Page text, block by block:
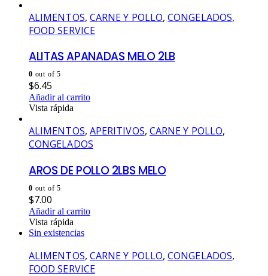
ALIMENTOS, CARNE Y POLLO,CONGELADOS,
FOOD SERVICE
ALITAS APANADAS MELO 2LB
0 out of 5
$6.45
Añadir al carrito
Vista rápida
ALIMENTOS, APERITIVOS, CARNE Y POLLO,
CONGELADOS
AROS DE POLLO 2LBS MELO
0 out of 5
$7.00
Añadir al carrito
Vista rápida
Sin existencias
ALIMENTOS, CARNE Y POLLO,CONGELADOS,
FOOD SERVICE